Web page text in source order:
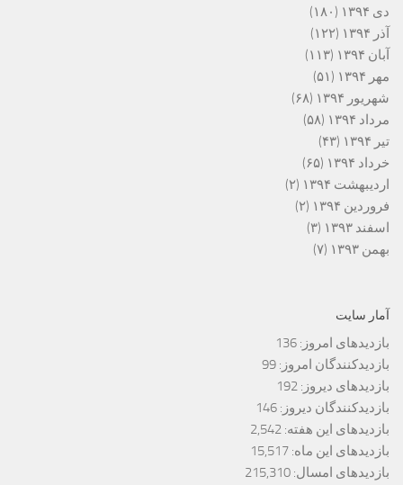
دی ۱۳۹۴
(۱۸۰)
آذر ۱۳۹۴
(۱۲۲)
آبان ۱۳۹۴
(۱۱۳)
مهر ۱۳۹۴
(۵۱)
شهریور ۱۳۹۴
(۶۸)
مرداد ۱۳۹۴
(۵۸)
تیر ۱۳۹۴
(۴۳)
خرداد ۱۳۹۴
(۶۵)
اردیبهشت ۱۳۹۴
(۲)
فروردین ۱۳۹۴
(۲)
اسفند ۱۳۹۳
(۳)
بهمن ۱۳۹۳
(۷)
آمار سایت
بازدیدهای امروز: 136
بازدیدکنندگان امروز: 99
بازدیدهای دیروز: 192
بازدیدکنندگان دیروز: 146
بازدیدهای این هفته: 2,542
بازدیدهای این ماه: 15,517
بازدیدهای امسال: 215,310